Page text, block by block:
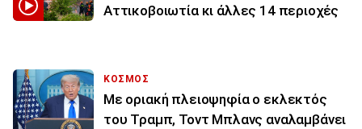
Αττικοβοιωτία κι άλλες 14 περιοχές
ΚΟΣΜΟΣ
Με οριακή πλειοψηφία ο εκλεκτός
του Τραμπ, Τοντ Μπλανς αναλαμβάνει